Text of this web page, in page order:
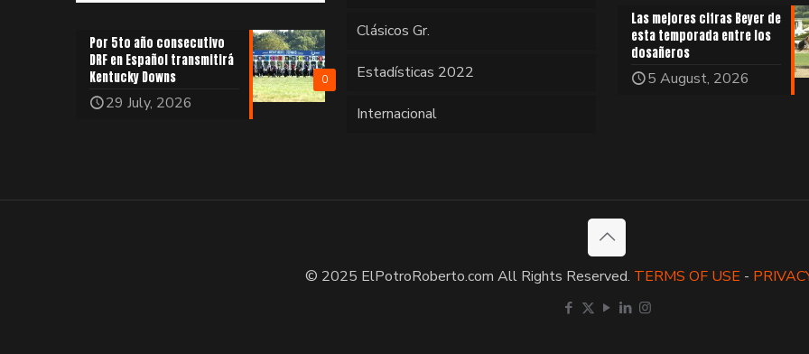
0
Por 5to año consecutivo
DRF en Español transmitirá
Kentucky Downs
29 July, 2026
Clásicos Gr.
Estadísticas 2022
Internacional
Las mejores cifras Beyer de
esta temporada entre los
dosañeros
5 August, 2026
© 2025 ElPotroRoberto.com All Rights Reserved. TERMS OF USE -